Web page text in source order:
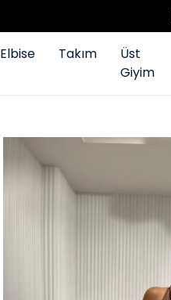
Elbise Takım
Üst
Giyim